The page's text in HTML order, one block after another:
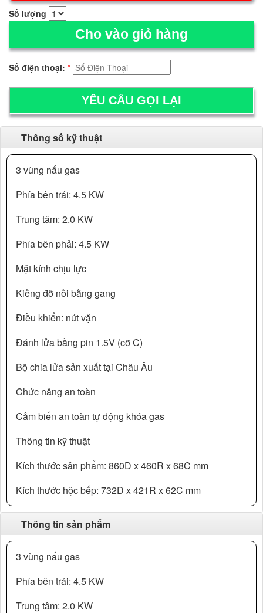
Số lượng
Cho vào giỏ hàng
Số điện thoại: *
Thông số kỹ thuật
3 vùng nấu gas
Phía bên trái: 4.5 KW
Trung tâm: 2.0 KW
Phía bên phải: 4.5 KW
Mặt kính chịu lực
Kiềng đỡ nồi bằng gang
Điều khiển: nút vặn
Đánh lửa bằng pin 1.5V (cỡ C)
Bộ chia lửa sản xuất tại Châu Âu
Chức năng an toàn
Cảm biến an toàn tự động khóa gas
Thông tin kỹ thuật
Kích thước sản phẩm: 860D x 460R x 68C mm
Kích thước hộc bếp: 732D x 421R x 62C mm
Thông tin sản phẩm
3 vùng nấu gas
Phía bên trái: 4.5 KW
Trung tâm: 2.0 KW